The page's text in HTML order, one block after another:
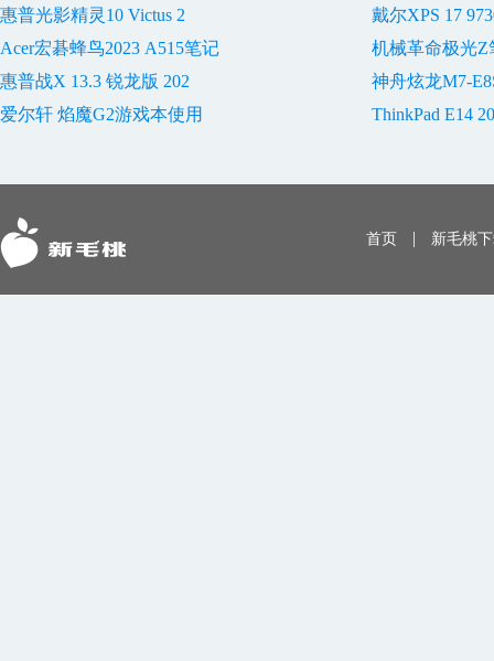
惠普光影精灵10 Victus 2
戴尔XPS 17
Acer宏碁蜂鸟2023 A515笔记
机械革命极光Z
惠普战X 13.3 锐龙版 202
神舟炫龙M7-
爱尔轩 焰魔G2游戏本使用
ThinkPad E14
首页 | 新毛桃